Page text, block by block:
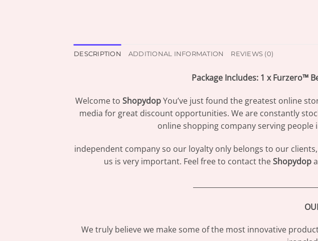
DESCRIPTION ADDITIONAL INFORMATION REVIEWS (0)
Package Includes: 1 x Furzero™
Welcome to ShopydopYou’ve just found the greatest online
media for great discount opportunities. We are constantly
online shopping company serving
independent company so our loyalty only belongs to our
us is very important. Feel free to contact theShopydop
We truly believe we make some of the most innovative